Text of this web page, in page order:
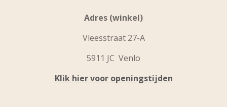
Adres (winkel)
Vleesstraat 27-A
5911 JC Venlo
Klik hier voor openingstijden